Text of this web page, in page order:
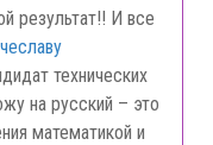
результат!! И все
технических
на русский – это
математикой и